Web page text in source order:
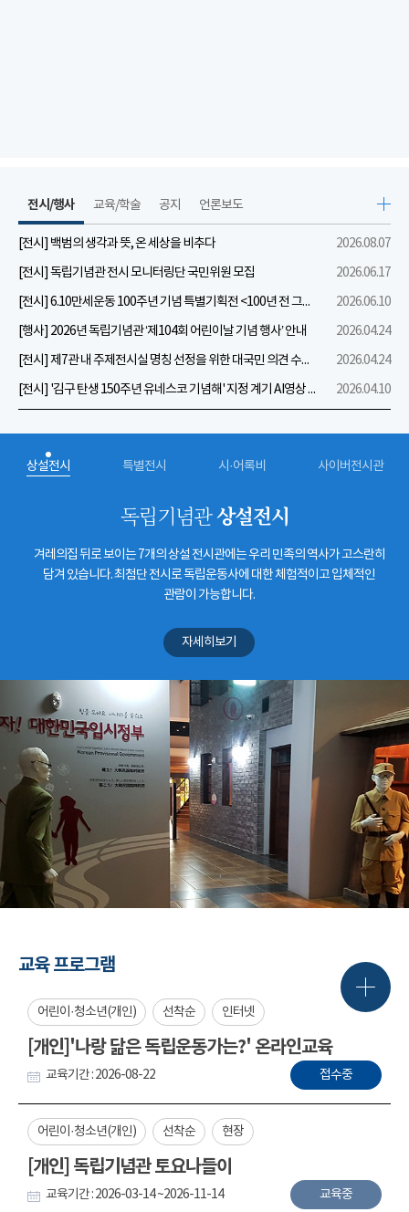
전시/행사
[전시] 백범의 생각과 뜻, 온 세상을 비추다
2026.08.07
[전시] 독립기념관 전시 모니터링단 국민위원 모집
2026.06.17
[전시] 6.10만세운동 100주년 기념 특별기획전 <100년 전 그날을 보다: 6.10만세운동>
2026.06.10
[행사] 2026년 독립기념관 ‘제104회 어린이날 기념 행사’ 안내
2026.04.24
[전시] 제7관 내 주제전시실 명칭 선정을 위한 대국민 의견 수렴 실시
2026.04.24
[전시] '김구 탄생 150주년 유네스코 기념해' 지정 계기 AI영상 국민공모 개최 안내
2026.04.10
교육/학술 공지 언론보도
상설전시 특별전시 시·어록비 사이버전시관
독립기념관상설전시
겨레의집 뒤로 보이는 7개의 상설 전시관에는 우리 민족의 역사가 고스란히
담겨 있습니다. 최첨단 전시로 독립운동사에 대한 체험적이고 입체적인
관람이 가능합니다.
자세히보기
교육 프로그램
어린이·청소년(개인) 선착순 인터넷
[개인]'나랑 닮은 독립운동가는?' 온라인교육
교육기간 : 2026-08-22 접수중
어린이·청소년(개인) 선착순 현장
[개인] 독립기념관 토요나들이
교육기간 : 2026-03-14 ~2026-11-14 교육중